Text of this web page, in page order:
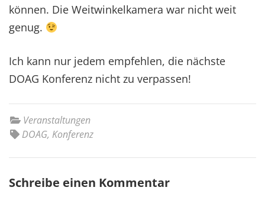
können. Die Weitwinkelkamera war nicht weit
genug.
Ich kann nur jedem empfehlen, die nächste
DOAG Konferenz nicht zu verpassen!
Veranstaltungen
DOAG, Konferenz
Schreibe einen Kommentar